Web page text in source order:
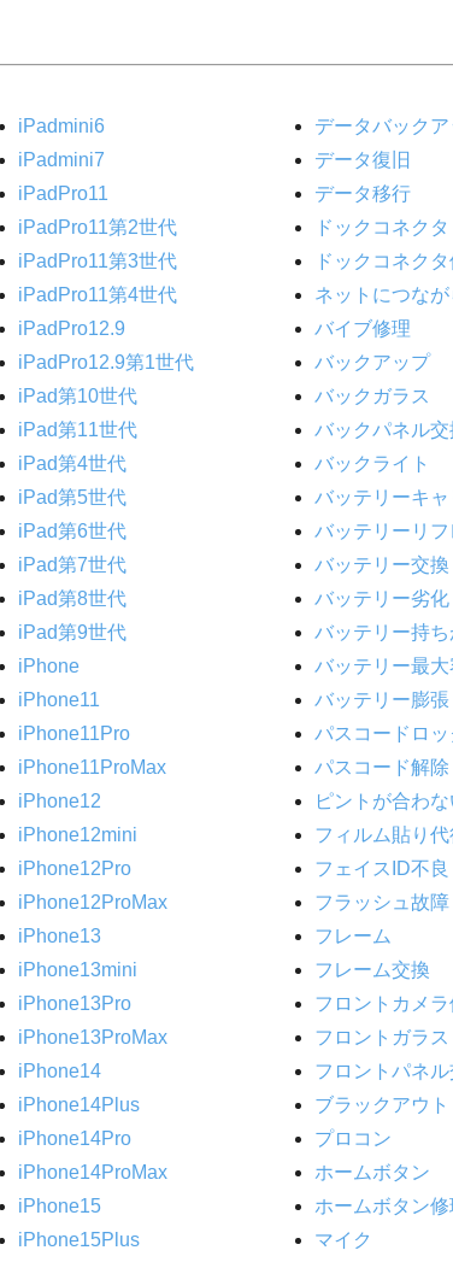
iPadmini6
iPadmini7
iPadPro11
iPadPro11第2世代
iPadPro11第3世代
iPadPro11第4世代
iPadPro12.9
iPadPro12.9第1世代
iPad第10世代
iPad第11世代
iPad第4世代
iPad第5世代
iPad第6世代
iPad第7世代
iPad第8世代
iPad第9世代
iPhone
iPhone11
iPhone11Pro
iPhone11ProMax
iPhone12
iPhone12mini
iPhone12Pro
iPhone12ProMax
iPhone13
iPhone13mini
iPhone13Pro
iPhone13ProMax
iPhone14
iPhone14Plus
iPhone14Pro
iPhone14ProMax
iPhone15
iPhone15Plus
データバック
データ復旧
データ移行
ドックコネクタ
ドックコネク
ネットにつな
バイブ修理
バックアップ
バックガラス
バックパネル交
バックライト
バッテリーキ
バッテリーリフ
バッテリー交換
バッテリー劣化
バッテリー持ち
バッテリー最大
バッテリー膨張
パスコードロッ
パスコード解除
ピントが合わな
フィルム貼り代
フェイスID不良
フラッシュ故障
フレーム
フレーム交換
フロントカメラ
フロントガラス
フロントパネル
ブラックアウト
プロコン
ホームボタン
ホームボタン修
マイク